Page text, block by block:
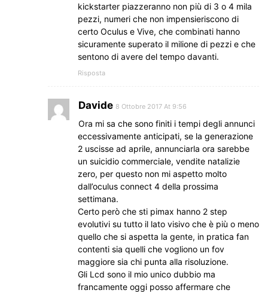
kickstarter piazzeranno non più di 3 o 4 mila
pezzi, numeri che non impensieriscono di
certo Oculus e Vive, che combinati hanno
sicuramente superato il milione di pezzi e che
sentono di avere del tempo davanti.
Risposta
Davide 8 Ottobre 2017 At 9:56
Ora mi sa che sono finiti i tempi degli annunci
eccessivamente anticipati, se la generazione
2 uscisse ad aprile, annunciarla ora sarebbe
un suicidio commerciale, vendite natalizie
zero, per questo non mi aspetto molto
dall’oculus connect 4 della prossima
settimana.
Certo però che sti pimax hanno 2 step
evolutivi su tutto il lato visivo che è più o meno
quello che si aspetta la gente, in pratica fan
contenti sia quelli che vogliono un fov
maggiore sia chi punta alla risoluzione.
Gli Lcd sono il mio unico dubbio ma
francamente oggi posso affermare che